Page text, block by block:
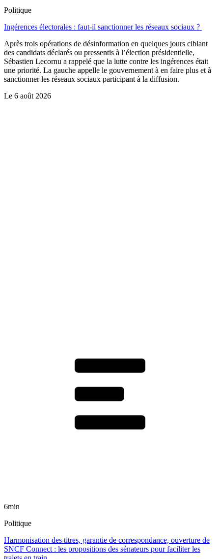
Politique
Ingérences électorales : faut-il sanctionner les réseaux sociaux ?
Après trois opérations de désinformation en quelques jours ciblant
des candidats déclarés ou pressentis à l’élection présidentielle,
Sébastien Lecornu a rappelé que la lutte contre les ingérences était
une priorité. La gauche appelle le gouvernement à en faire plus et à
sanctionner les réseaux sociaux participant à la diffusion.
Le 6 août 2026
6min
Politique
Harmonisation des titres, garantie de correspondance, ouverture de
SNCF Connect : les propositions des sénateurs pour faciliter les